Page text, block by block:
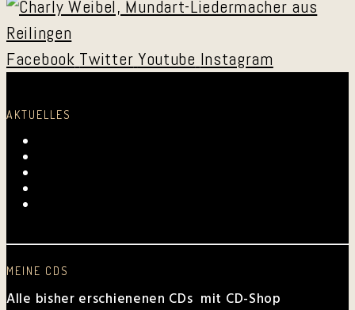
Facebook Twitter Youtube Instagram
AKTUELLES
MEINE CDS
Alle bisher erschienenen CDs mit CD-Shop